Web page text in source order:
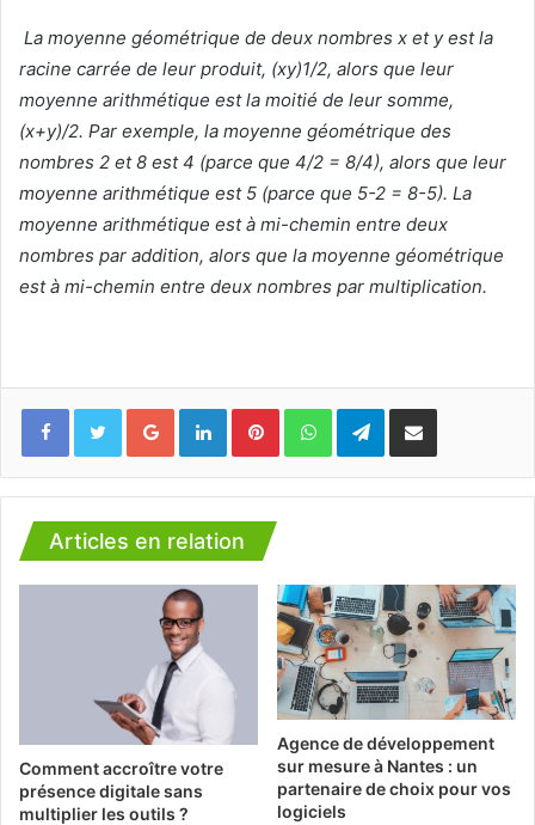
La moyenne géométrique de deux nombres x et y est la
racine carrée de leur produit, (xy)1/2, alors que leur
moyenne arithmétique est la moitié de leur somme,
(x+y)/2. Par exemple, la moyenne géométrique des
nombres 2 et 8 est 4 (parce que 4/2 = 8/4), alors que leur
moyenne arithmétique est 5 (parce que 5-2 = 8-5). La
moyenne arithmétique est à mi-chemin entre deux
nombres par addition, alors que la moyenne géométrique
est à mi-chemin entre deux nombres par multiplication.
FacebookTwitterGoogle+LinkedinPinterestWhatsAppTelegramPartager via mail
Articles en relation
Comment accroître votre
présence digitale sans
multiplier les outils ?
Agence de développement
sur mesure à Nantes : un
partenaire de choix pour vos
logiciels